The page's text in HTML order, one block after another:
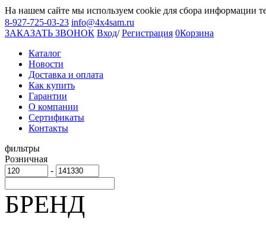
На нашем сайте мы используем cookie для сбора информации
8-927-725-03-23 info@4x4sam.ru
ЗАКАЗАТЬ ЗВОНОК Вход/Регистрация 0Корзина
Каталог
Новости
Доставка и оплата
Как купить
Гарантии
О компании
Сертификаты
Контакты
фильтры
Розничная
-
БРЕНД